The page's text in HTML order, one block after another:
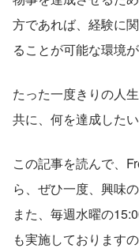
方であれば、経験に
ることが可能な環境
たった一度きりの人
共に、何を達成したい
この記事を読んで、
ら、ぜひ一度、興味
また、毎週水曜の
も実施しております